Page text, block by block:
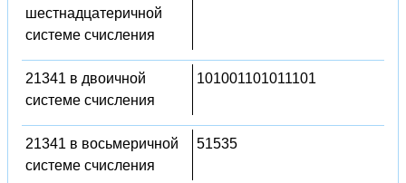
шестнадцатеричной
системе счисления
21341 в двоичной
системе счисления
101001101011101
21341 в восьмеричной
системе счисления
51535